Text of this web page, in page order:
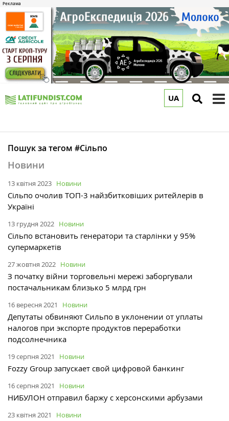
UA
Пошук за тегом #Сільпо
Новини
13 квітня 2023 Новини
Сільпо очолив ТОП-3 найзбитковіших ритейлерів в
Україні
13 грудня 2022 Новини
Сільпо встановить генератори та старлінки у 95%
супермаркетів
27 жовтня 2022 Новини
З початку війни торговельні мережі заборгували
постачальникам близько 5 млрд грн
16 вересня 2021 Новини
Депутаты обвиняют Сильпо в уклонении от уплаты
налогов при экспорте продуктов переработки
подсолнечника
19 серпня 2021 Новини
Fozzy Group запускает свой цифровой банкинг
16 серпня 2021 Новини
НИБУЛОН отправил баржу с херсонскими арбузами
23 квітня 2021 Новини